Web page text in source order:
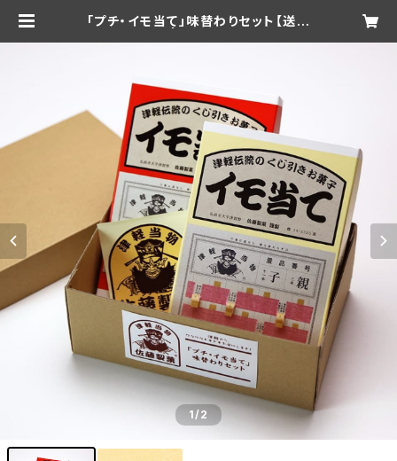
「プチ・イモ当て」味替わりセット【送料
1/2